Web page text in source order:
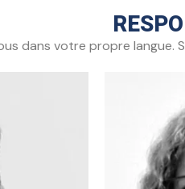
dans votre propre langue.